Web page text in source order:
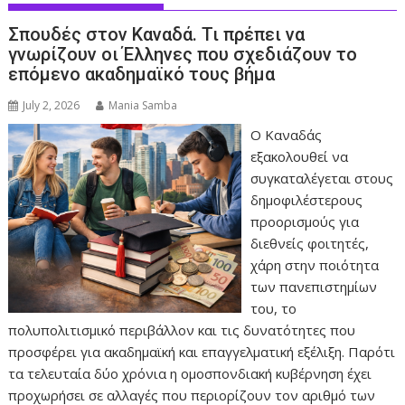
Σπουδές στον Καναδά. Τι πρέπει να
γνωρίζουν οι Έλληνες που σχεδιάζουν το
επόμενο ακαδημαϊκό τους βήμα
July 2, 2026 Mania Samba
Ο Καναδάς
εξακολουθεί να
συγκαταλέγεται στους
δημοφιλέστερους
προορισμούς για
διεθνείς φοιτητές,
χάρη στην ποιότητα
των πανεπιστημίων
του, το
πολυπολιτισμικό περιβάλλον και τις δυνατότητες που
προσφέρει για ακαδημαϊκή και επαγγελματική εξέλιξη. Παρότι
τα τελευταία δύο χρόνια η ομοσπονδιακή κυβέρνηση έχει
προχωρήσει σε αλλαγές που περιορίζουν τον αριθμό των